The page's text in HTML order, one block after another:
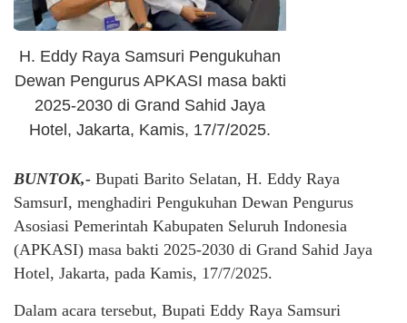
H. Eddy Raya Samsuri Pengukuhan
Dewan Pengurus APKASI masa bakti
2025-2030 di Grand Sahid Jaya
Hotel, Jakarta, Kamis, 17/7/2025.
BUNTOK,- Bupati Barito Selatan, H. Eddy Raya
SamsurI, menghadiri Pengukuhan Dewan Pengurus
Asosiasi Pemerintah Kabupaten Seluruh Indonesia
(APKASI) masa bakti 2025-2030 di Grand Sahid Jaya
Hotel, Jakarta, pada Kamis, 17/7/2025.
Dalam acara tersebut, Bupati Eddy Raya Samsuri